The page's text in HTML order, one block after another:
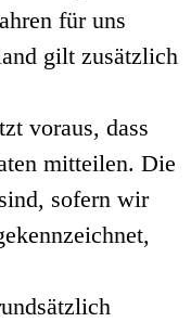
für uns
gilt zusätzlich
voraus, dass
mitteilen. Die
sofern wir